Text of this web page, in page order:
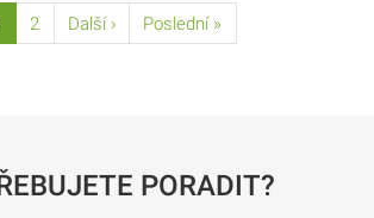
2 Další › Poslední »
PORADIT?